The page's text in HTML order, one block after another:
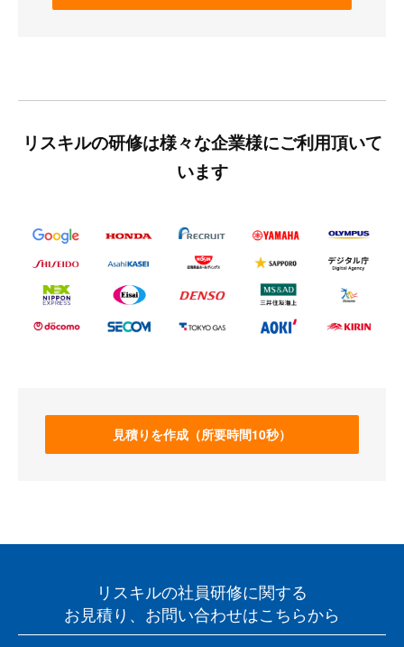
リスキルの研修は様々な企業様にご利用頂いて
います
見積りを作成（所要時間10秒）
リスキルの社員研修に関する
お見積り、お問い合わせはこちらから